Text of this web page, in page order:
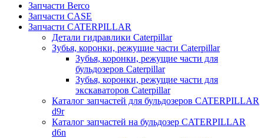
Запчасти Berco
Запчасти CASE
Запчасти CATERPILLAR
Детали гидравлики Caterpillar
Зубья, коронки, режущие части Caterpillar
Зубья, коронки, режущие части для
бульдозеров Caterpillar
Зубья, коронки, режущие части для
экскаваторов Caterpillar
Каталог запчастей для бульдозеров CATERPILLAR
d9r
Каталог запчастей на бульдозер CATERPILLAR
d6n